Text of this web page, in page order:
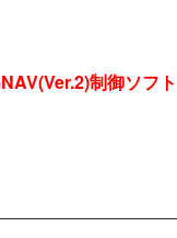
制御ソフト